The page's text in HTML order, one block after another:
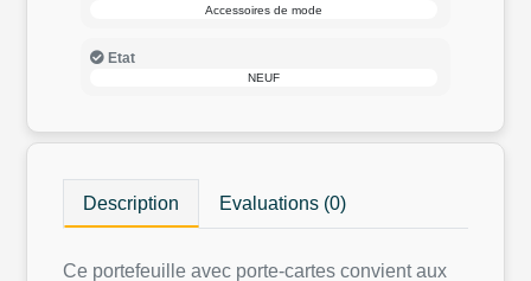
Accessoires de mode
Etat
NEUF
Description Evaluations (0)
Ce portefeuille avec porte-cartes convient aux